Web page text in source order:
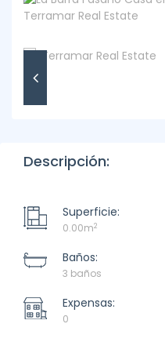
Descripción:
Superficie:
0.00m2
Baños:
3 baños
Expensas:
0